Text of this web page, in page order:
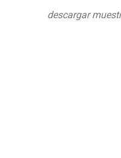
descargar